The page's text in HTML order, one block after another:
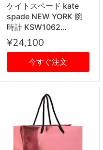
ケイトスペード kate
spade NEW YORK 腕
時計 KSW1062
CROSSTOWN クロス
タウン レディース シル
バー+ゴールド 海外正
規品
¥24,100
今すぐ注文